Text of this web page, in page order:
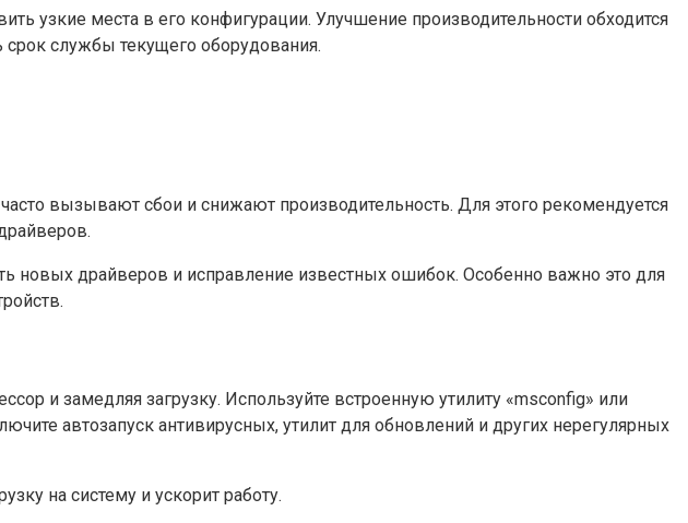
узкие места в его конфигурации. Улучшение производительности обходится
службы текущего оборудования.
вызывают сбои и снижают производительность. Для этого рекомендуется
новых драйверов и исправление известных ошибок. Особенно важно это для
и замедляя загрузку. Используйте встроенную утилиту «msconfig» или
автозапуск антивирусных, утилит для обновлений и других нерегулярных
на систему и ускорит работу.